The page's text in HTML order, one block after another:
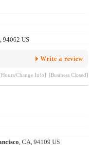
94062 US
Write a review
[Hours/Change Info] [Business Closed]
, CA, 94109 US